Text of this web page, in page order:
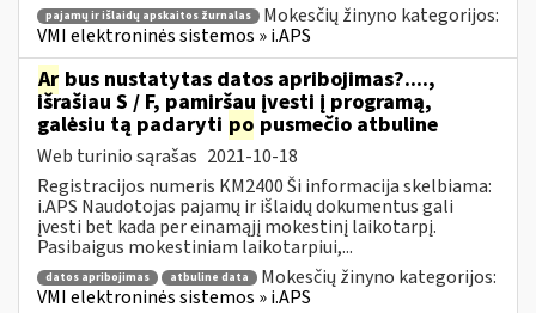
pajamų ir išlaidų apskaitos žurnalas
Mokesčių žinyno kategorijos:
VMI elektroninės sistemos » i.APS
Ar bus nustatytas datos apribojimas?....,
išrašiau S / F, pamiršau įvesti į programą,
galėsiu tą padaryti po pusmečio atbuline
Web turinio sąrašas 2021-10-18
Registracijos numeris KM2400 Ši informacija skelbiama:
i.APS Naudotojas pajamų ir išlaidų dokumentus gali
įvesti bet kada per einamąjį mokestinį laikotarpį.
Pasibaigus mokestiniam laikotarpiui,...
datos apribojimas atbuline data
Mokesčių žinyno kategorijos:
VMI elektroninės sistemos » i.APS